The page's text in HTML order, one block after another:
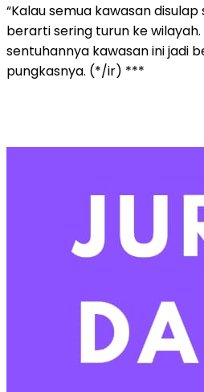
“Kalau semua kawasan
berarti sering turun ke
sentuhannya kawasan ini jadi
pungkasnya. (*/ir) ***